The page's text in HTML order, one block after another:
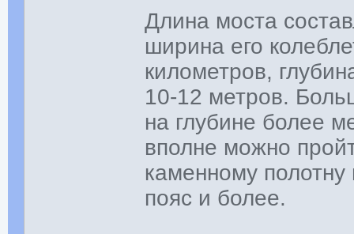
Длина моста
ширина его
километров,
10-12 метров.
на глубине более
вполне можно
каменному полотну
пояс и более.